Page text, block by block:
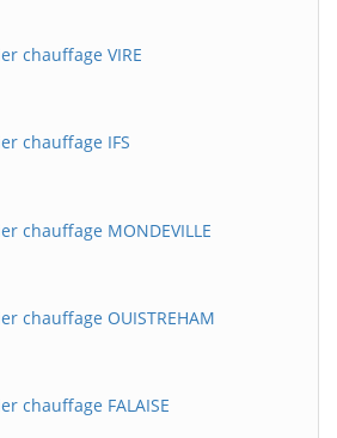
chauffage VIRE
chauffage IFS
chauffage MONDEVILLE
chauffage OUISTREHAM
chauffage FALAISE